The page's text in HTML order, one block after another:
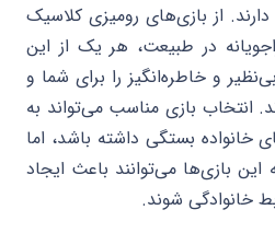
از بازی‌های رومیزی کلاسیک
در طبیعت، هر یک از این
و خاطره‌انگیز را برای شما و
انتخاب بازی مناسب می‌تواند به
بستگی داشته باشد، اما
بازی‌ها می‌توانند باعث ایجاد
خانوادگی شوند.